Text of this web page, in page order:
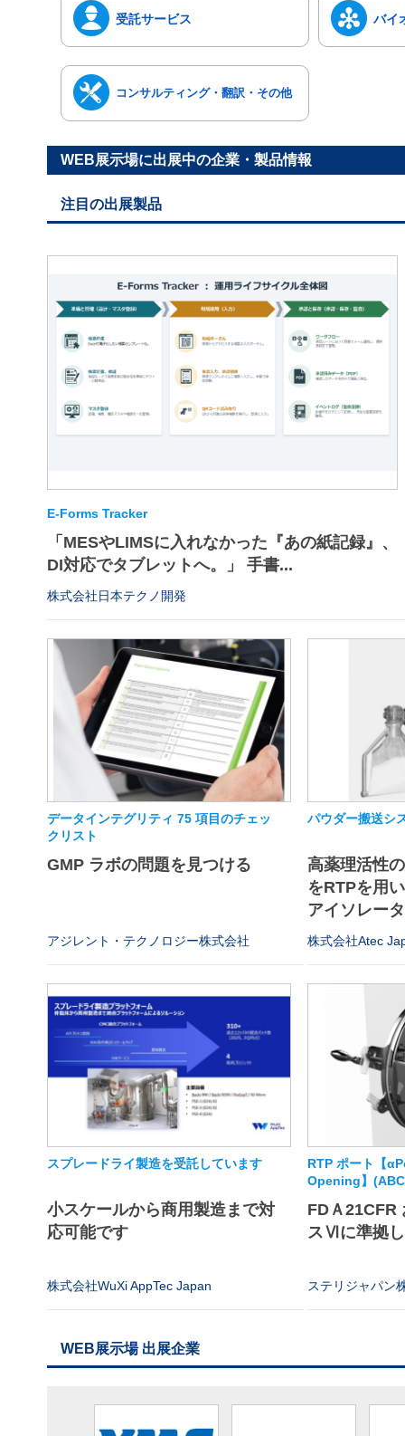
受託サービス バイ
コンサルティング・翻訳・その他
WEB展示場に出展中の企業・製品情報
注目の出展製品
E-Forms Tracker
「MESやLIMSに入れなかった『あの紙記録』、
DI対応でタブレットへ。」 手書...
株式会社日本テクノ開発
データインテグリティ 75 項目のチェッ
クリスト
GMP ラボの問題を見つける
アジレント・テクノロジー株式会社
パウダー搬送シ
高薬理活性
をRTPを用
アイソレー
株式会社Atec
スプレードライ製造を受託しています
小スケールから商用製造まで対
応可能です
株式会社WuXi AppTec Japan
RTP ポート【
Opening】
FDＡ21CFR
スⅥに準拠
ステリジャパン
WEB展示場 出展企業